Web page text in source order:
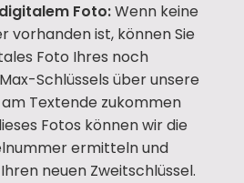
Foto:Wenn keine
vorhanden ist, können Sie
Foto Ihres noch
Schlüssels über unsere
Textende zukommen
Fotos können wir die
ermitteln und
neuen Zweitschlüssel.